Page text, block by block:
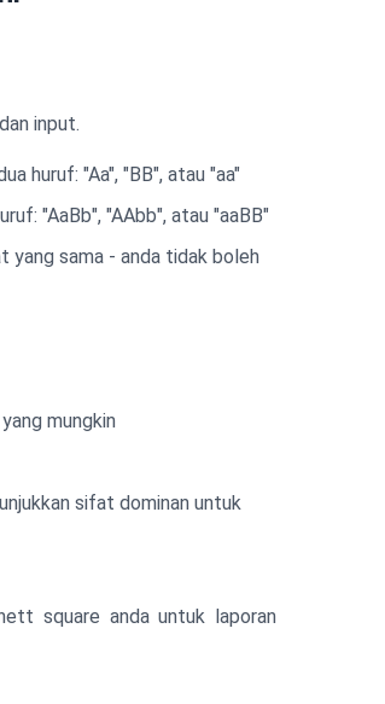
input.
huruf: "Aa", "BB", atau "aa"
"AaBb", "AAbb", atau "aaBB"
yang sama - anda tidak boleh
mungkin
sifat dominan untuk
square anda untuk laporan